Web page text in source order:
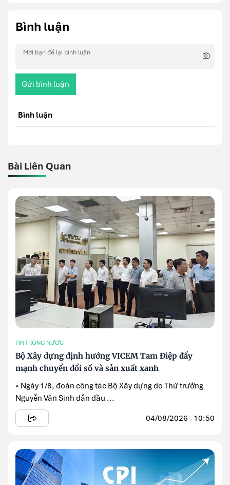
Bình luận
Gửi bình luận
Bình luận
Bài Liên Quan
TIN TRONG NƯỚC
Bộ Xây dựng định hướng VICEM Tam Điệp đẩy
mạnh chuyển đổi số và sản xuất xanh
» Ngày 1/8, đoàn công tác Bộ Xây dựng do Thứ trưởng
Nguyễn Văn Sinh dẫn đầu ...
04/08/2026 - 10:50